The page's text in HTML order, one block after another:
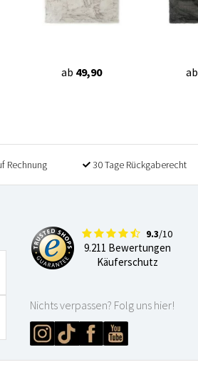
ab 49,90 ab
Rechnung 30 Tage Rückgaberecht
9.3/10
9.211 Bewertungen
Käuferschutz
Nichts verpassen? Folg uns hier!